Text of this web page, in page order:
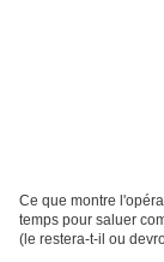
Ce que montre
temps pour saluer
(le restera-t-il ou